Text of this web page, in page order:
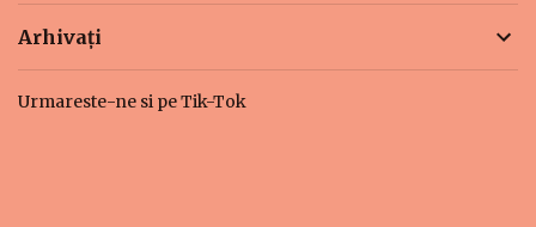
Arhivați
Urmareste-ne si pe Tik-Tok